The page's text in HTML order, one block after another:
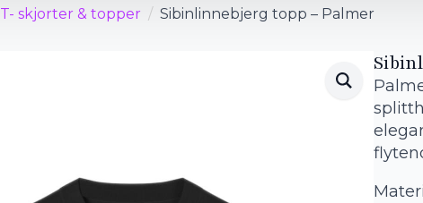
T- skjorter & topper Sibinlinnebjerg topp – Palmer